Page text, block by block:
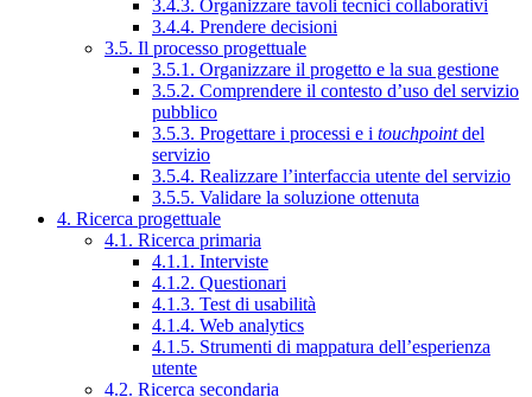
3.4.3. Organizzare tavoli tecnici collaborativi
3.4.4. Prendere decisioni
3.5. Il processo progettuale
3.5.1. Organizzare il progetto e la sua gestione
3.5.2. Comprendere il contesto d’uso del servizio
pubblico
3.5.3. Progettare i processi e i touchpointdel
servizio
3.5.4. Realizzare l’interfaccia utente del servizio
3.5.5. Validare la soluzione ottenuta
4. Ricerca progettuale
4.1. Ricerca primaria
4.1.1. Interviste
4.1.2. Questionari
4.1.3. Test di usabilità
4.1.4. Web analytics
4.1.5. Strumenti di mappatura dell’esperienza
utente
4.2. Ricerca secondaria